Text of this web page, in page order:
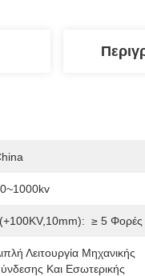
≥ 5 Φορές
Λειτουργία Μηχανικής
Και Εσωτερικής